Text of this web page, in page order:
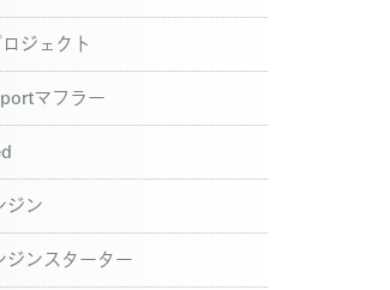
ジェクト
マフラー
ジン
ンスターター